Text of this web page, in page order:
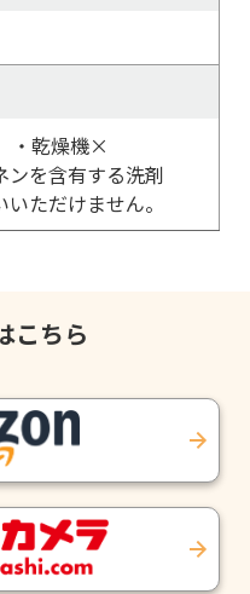
・乾燥機×
を含有する洗剤
ただけません。
こちら